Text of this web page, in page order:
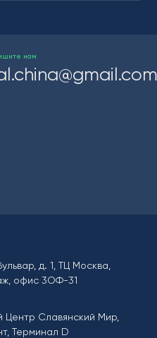
нам
д. 1, ТЦ Москва,
офис 3ОФ-31
Центр Славянский Мир,
Терминал D